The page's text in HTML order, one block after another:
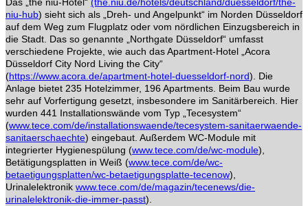
Das „the niu-Hotel“ (the.niu.de/hotels/deutschland/duesseldorf/the-
niu-hub) sieht sich als „Dreh- und Angelpunkt“ im Norden Düsseldorf
auf dem Weg zum Flugplatz oder vom nördlichen Einzugsbereich in
die Stadt. Das so genannte „Northgate Düsseldorf“ umfasst
verschiedene Projekte, wie auch das Apartment-Hotel „Acora
Düsseldorf City Nord Living the City“
(https://www.acora.de/apartment-hotel-duesseldorf-nord). Die
Anlage bietet 235 Hotelzimmer, 196 Apartments. Beim Bau wurde
sehr auf Vorfertigung gesetzt, insbesondere im Sanitärbereich. Hier
wurden 441 Installationswände vom Typ „Tecesystem“
(www.tece.com/de/installationswaende/tecesystem-sanitaerwaende-
sanitaerschaechte) eingebaut. Außerdem WC-Module mit
integrierter Hygienespülung (www.tece.com/de/wc-module),
Betätigungsplatten in Weiß (www.tece.com/de/wc-
betaetigungsplatten/wc-betaetigungsplatte-tecenow),
Urinalelektronik www.tece.com/de/magazin/tecenews/die-
urinalelektronik-die-immer-passt).